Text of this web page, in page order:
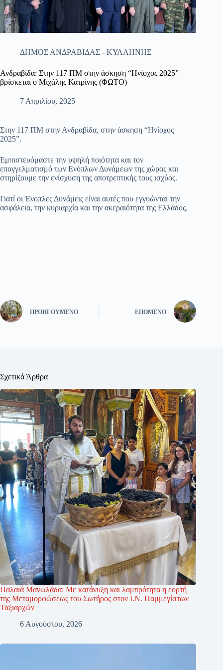
ΔΗΜΟΣ ΑΝΔΡΑΒΙΔΑΣ - ΚΥΛΛΗΝΗΣ
Ανδραβίδα: Στην 117 ΠΜ στην άσκηση “Ηνίοχος 2025”
βρίσκεται ο Μιχάλης Κατρίνης (ΦΩΤΟ)
7 Απριλίου, 2025
Στην 117 ΠΜ στην Ανδραβίδα, στην άσκηση “Ηνίοχος
2025”.
Εμπιστευόμαστε την υψηλή ποιότητα και τον
επαγγελματισμό των Ενόπλων Δυνάμεων της χώρας και
στηρίζουμε την ενίσχυση της αποτρεπτικής τους ισχύος.
Γιατί οι Ένοπλες Δυνάμεις είναι αυτές που εγγυώνται την
ασφάλεια, την κυριαρχία και την ακεραιότητα της Ελλάδος.
ΠΡΟΗΓΟΎΜΕΝΟ ΕΠΌΜΕΝΟ
Σχετικά Άρθρα
Παλαιά Μανωλάδα: Με κατάνυξη και λαμπρότητα η εορτή
της Μεταμορφώσεως του Σωτήρος στον Ι.Ν. Παμμεγίστων
Ταξιαρχών
6 Αυγούστου, 2026